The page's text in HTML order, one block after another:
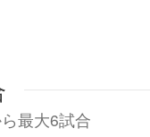
最大6試合